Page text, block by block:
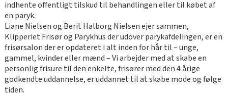
indhente offentligt tilskud til behandlingen eller til købet af
en paryk.
Liane Nielsen og Berit Halborg Nielsen ejer sammen,
Klipperiet Frisør og Parykhus der udover parykafdelingen, er en
frisørsalon der er opdateret i alt inden for hår til – unge,
gammel, kvinder eller mænd – Vi arbejder med at skabe en
personlig frisure til den enkelte, frisører med den 4 årige
godkendte uddannelse, er uddannet til at skabe mode og følge
tiden.